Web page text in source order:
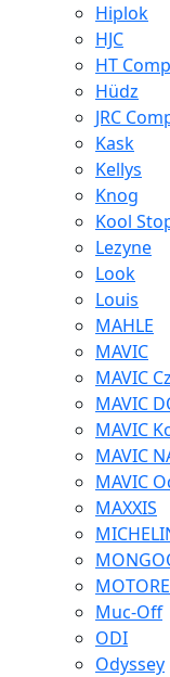
Hiplok
HJC
HT
Hüdz
JRC
Kask
Kellys
Knog
Kool
Lezyne
Look
Louis
MAHLE
MAVIC
MAVIC
MAVIC
MAVIC
MAVIC
MAVIC
MAXXIS
Muc-Off
ODI
Odyssey